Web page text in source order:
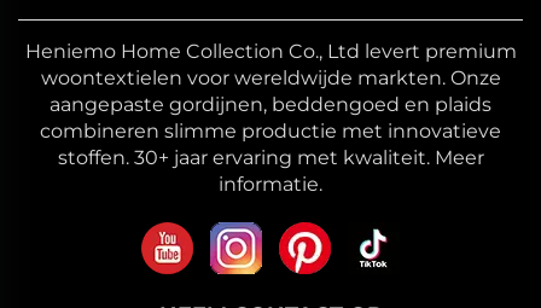
Heniemo Home Collection Co., Ltd levert premium
woontextielen voor wereldwijde markten. Onze
aangepaste gordijnen, beddengoed en plaids
combineren slimme productie met innovatieve
stoffen. 30+ jaar ervaring met kwaliteit. Meer
informatie.